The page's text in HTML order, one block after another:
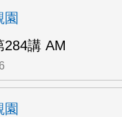
園
284講 AM
園